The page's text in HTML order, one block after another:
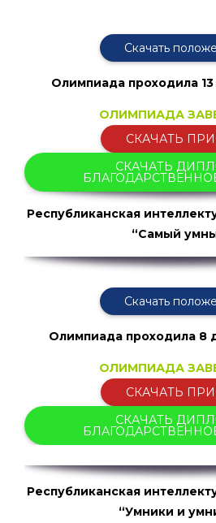
Скачать
Олимпиада проходила
ОЛИМПИАДА
СКАЧАТЬ
СКАЧАТЬ
Республиканская
“Самый
Скачать
Олимпиада проходила 8
ОЛИМПИАДА
СКАЧАТЬ
СКАЧАТЬ
Республиканская
“Умники и